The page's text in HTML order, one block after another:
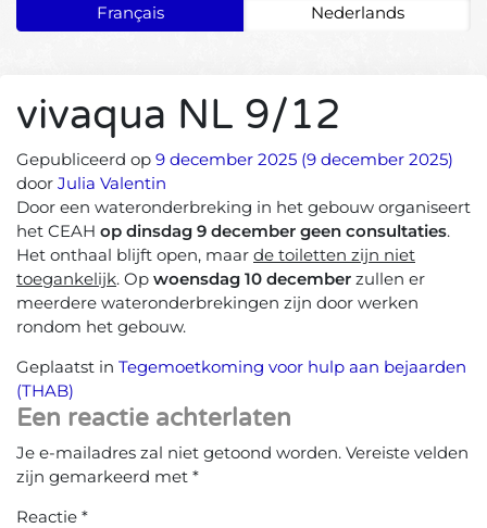
Français Nederlands
vivaqua NL 9/12
Gepubliceerd op 9 december 2025 (9 december 2025)
door Julia Valentin
Door een wateronderbreking in het gebouw organiseert
het CEAH op dinsdag 9 december geen consultaties.
Het onthaal blijft open, maar de toiletten zijn niet
toegankelijk. Op woensdag 10 december zullen er
meerdere wateronderbrekingen zijn door werken
rondom het gebouw.
Geplaatst in Tegemoetkoming voor hulp aan bejaarden
(THAB)
Een reactie achterlaten
Je e-mailadres zal niet getoond worden. Vereiste velden
zijn gemarkeerd met *
Reactie *